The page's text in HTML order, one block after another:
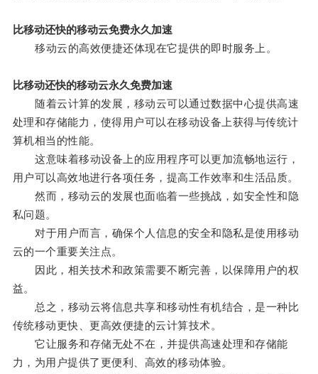
比移动还快的移动云免费永久加速
移动云的高效便捷还体现在它提供的即时服务上。
比移动还快的移动云永久免费加速
随着云计算的发展，移动云可以通过数据中心提供高速
处理和存储能力，使得用户可以在移动设备上获得与传统计
算机相当的性能。
这意味着移动设备上的应用程序可以更加流畅地运行，
用户可以高效地进行各项任务，提高工作效率和生活品质。
然而，移动云的发展也面临着一些挑战，如安全性和隐
私问题。
对于用户而言，确保个人信息的安全和隐私是使用移动
云的一个重要关注点。
因此，相关技术和政策需要不断完善，以保障用户的权
益。
总之，移动云将信息共享和移动性有机结合，是一种比
传统移动更快、更高效便捷的云计算技术。
它让服务和存储无处不在，并提供高速处理和存储能
力，为用户提供了更便利、高效的移动体验。